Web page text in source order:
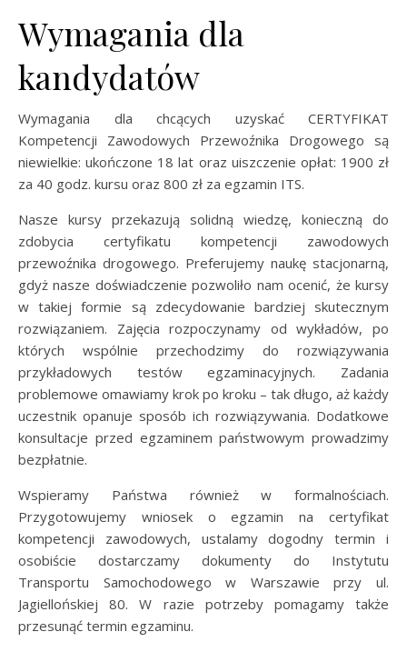
Wymagania dla
kandydatów
Wymagania dla chcących uzyskać CERTYFIKAT
Kompetencji Zawodowych Przewoźnika Drogowego są
niewielkie: ukończone 18 lat oraz uiszczenie opłat: 1900 zł
za 40 godz. kursu oraz 800 zł za egzamin ITS.
Nasze kursy przekazują solidną wiedzę, konieczną do
zdobycia certyfikatu kompetencji zawodowych
przewoźnika drogowego. Preferujemy naukę stacjonarną,
gdyż nasze doświadczenie pozwoliło nam ocenić, że kursy
w takiej formie są zdecydowanie bardziej skutecznym
rozwiązaniem. Zajęcia rozpoczynamy od wykładów, po
których wspólnie przechodzimy do rozwiązywania
przykładowych testów egzaminacyjnych. Zadania
problemowe omawiamy krok po kroku – tak długo, aż każdy
uczestnik opanuje sposób ich rozwiązywania. Dodatkowe
konsultacje przed egzaminem państwowym prowadzimy
bezpłatnie.
Wspieramy Państwa również w formalnościach.
Przygotowujemy wniosek o egzamin na certyfikat
kompetencji zawodowych, ustalamy dogodny termin i
osobiście dostarczamy dokumenty do Instytutu
Transportu Samochodowego w Warszawie przy ul.
Jagiellońskiej 80. W razie potrzeby pomagamy także
przesunąć termin egzaminu.